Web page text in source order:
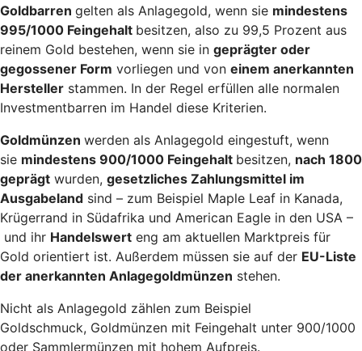
Goldbarren gelten als Anlagegold, wenn sie mindestens
995/1000 Feingehalt besitzen, also zu 99,5 Prozent aus
reinem Gold bestehen, wenn sie in geprägter oder
gegossener Form vorliegen und von einem anerkannten
Hersteller stammen. In der Regel erfüllen alle normalen
Investmentbarren im Handel diese Kriterien.
Goldmünzen werden als Anlagegold eingestuft, wenn
sie mindestens 900/1000 Feingehalt besitzen, nach 1800
geprägt wurden, gesetzliches Zahlungsmittel im
Ausgabeland sind – zum Beispiel Maple Leaf in Kanada,
Krügerrand in Südafrika und American Eagle in den USA –
und ihr Handelswert eng am aktuellen Marktpreis für
Gold orientiert ist. Außerdem müssen sie auf der EU-Liste
der anerkannten Anlagegoldmünzen stehen.
Nicht als Anlagegold zählen zum Beispiel
Goldschmuck, Goldmünzen mit Feingehalt unter 900/1000
oder Sammlermünzen mit hohem Aufpreis.